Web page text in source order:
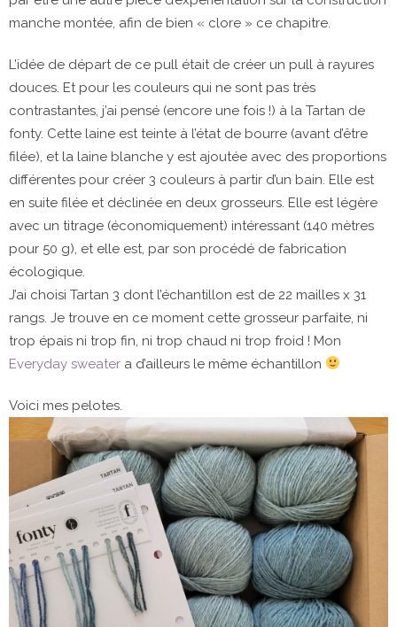
manche montée, afin de bien « clore » ce chapitre.
L’idée de départ de ce pull était de créer un pull à rayures
douces. Et pour les couleurs qui ne sont pas très
contrastantes, j’ai pensé (encore une fois !) à la Tartan de
fonty. Cette laine est teinte à l’état de bourre (avant d’être
filée), et la laine blanche y est ajoutée avec des proportions
différentes pour créer 3 couleurs à partir d’un bain. Elle est
en suite filée et déclinée en deux grosseurs. Elle est légère
avec un titrage (économiquement) intéressant (140 mètres
pour 50 g), et elle est, par son procédé de fabrication
écologique.
J’ai choisi Tartan 3 dont l’échantillon est de 22 mailles x 31
rangs. Je trouve en ce moment cette grosseur parfaite, ni
trop épais ni trop fin, ni trop chaud ni trop froid ! Mon
Everyday sweater a d’ailleurs le même échantillon
Voici mes pelotes.